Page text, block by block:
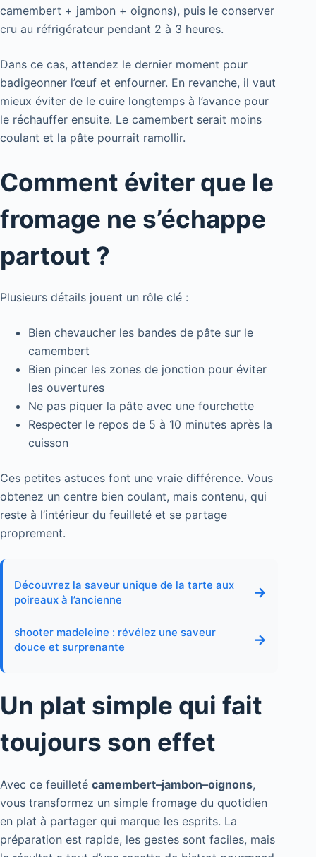
camembert + jambon + oignons), puis le conserver
cru au réfrigérateur pendant 2 à 3 heures.
Dans ce cas, attendez le dernier moment pour
badigeonner l’œuf et enfourner. En revanche, il vaut
mieux éviter de le cuire longtemps à l’avance pour
le réchauffer ensuite. Le camembert serait moins
coulant et la pâte pourrait ramollir.
Comment éviter que le
fromage ne s’échappe
partout ?
Plusieurs détails jouent un rôle clé :
Bien chevaucher les bandes de pâte sur le
camembert
Bien pincer les zones de jonction pour éviter
les ouvertures
Ne pas piquer la pâte avec une fourchette
Respecter le repos de 5 à 10 minutes après la
cuisson
Ces petites astuces font une vraie différence. Vous
obtenez un centre bien coulant, mais contenu, qui
reste à l’intérieur du feuilleté et se partage
proprement.
Découvrez la saveur unique de la tarte aux
poireaux à l’ancienne
→
shooter madeleine : révélez une saveur
douce et surprenante
→
Un plat simple qui fait
toujours son effet
Avec ce feuilleté camembert–jambon–oignons,
vous transformez un simple fromage du quotidien
en plat à partager qui marque les esprits. La
préparation est rapide, les gestes sont faciles, mais